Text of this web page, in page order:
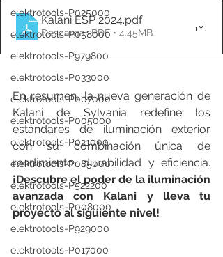
elektrotools-P025000
elektrotools-P058000
elektrotools-P979800
elektrotools-P033000
elektrotools-P007000
elektrotools-P005000
elektrotools-P021000
elektrotools-P085000
elektrotools-P522200
elektrotools-P008000
elektrotools-P929000
elektrotools-P017000
Kalani ESP 2024.pdf
Descargar PDF • 4.45MB
En resumen, la nueva generación de
Kalani de Sylvania redefine los
estándares de iluminación exterior
con su combinación única de
¡Descubre el poder de la iluminación
avanzada con Kalani y lleva tu
proyecto al siguiente nivel!